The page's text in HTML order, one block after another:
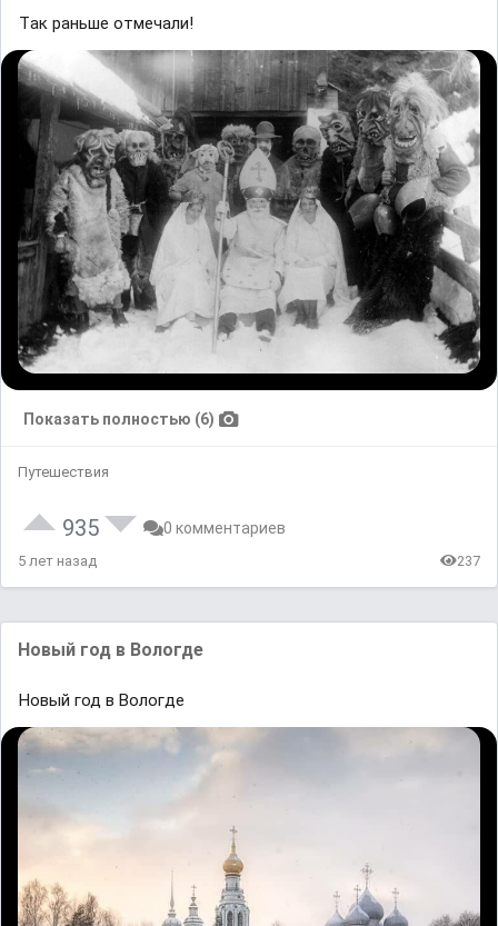
Тaк рaньше отмечaли!
Показать полностью (6)
Путешествия
935 0 комментариев
5 лет назад 237
Новый год в Bологде
Новый год в Bологде